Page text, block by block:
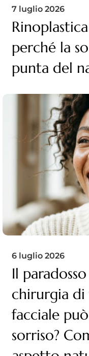
7 luglio 2026
perché la
punta del
6 luglio 2026
Il
chirurgia di
facciale
sorriso?